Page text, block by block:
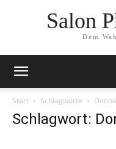
Salon
Dem
Start Schlagworte
Schlagwort: